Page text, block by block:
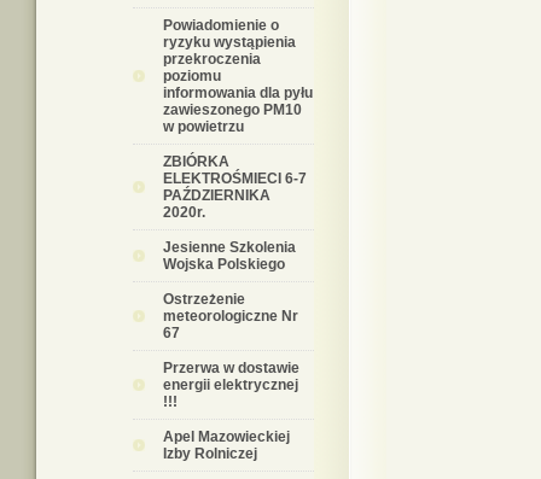
Powiadomienie o
ryzyku wystąpienia
przekroczenia
poziomu
informowania dla pyłu
zawieszonego PM10
w powietrzu
ZBIÓRKA
ELEKTROŚMIECI 6-7
PAŹDZIERNIKA
2020r.
Jesienne Szkolenia
Wojska Polskiego
Ostrzeżenie
meteorologiczne Nr
67
Przerwa w dostawie
energii elektrycznej
!!!
Apel Mazowieckiej
Izby Rolniczej